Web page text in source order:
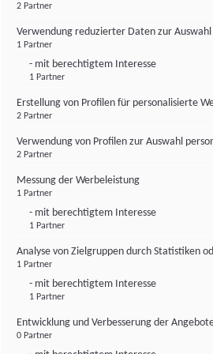
2 Partner
Verwendung reduzierter Daten zur
1 Partner
- mit berechtigtem Interesse
1 Partner
Erstellung von Profilen für personalisierte
2 Partner
Verwendung von Profilen zur Auswahl
2 Partner
Messung der Werbeleistung
1 Partner
- mit berechtigtem Interesse
1 Partner
Analyse von Zielgruppen durch Statistiken
1 Partner
- mit berechtigtem Interesse
1 Partner
Entwicklung und Verbesserung der
0 Partner